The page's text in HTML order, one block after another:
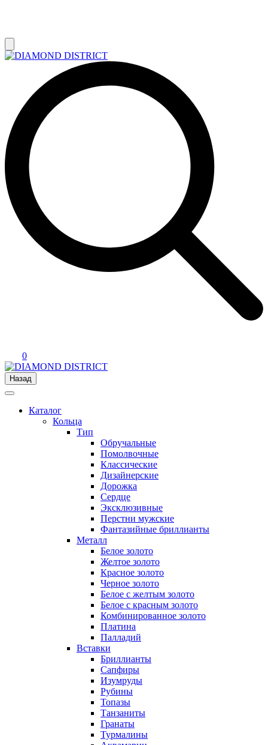
0
Назад
Каталог
Кольца
Тип
Обручальные
Помолвочные
Классические
Дизайнерские
Дорожка
Сердце
Эксклюзивные
Перстни мужские
Фантазийные бриллианты
Металл
Белое золото
Желтое золото
Красное золото
Черное золото
Белое с желтым золото
Белое с красным золото
Комбинированное золото
Платина
Палладий
Вставки
Бриллианты
Сапфиры
Изумруды
Рубины
Топазы
Танзаниты
Гранаты
Турмалины